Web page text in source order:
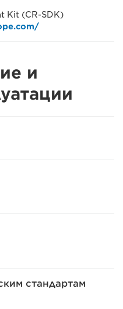
Kit (CR-SDK)
и
стандартам